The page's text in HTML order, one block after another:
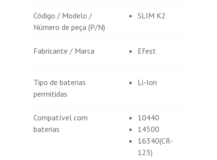
Código / Modelo /
Número de peça (P/N)
SLIM K2
Fabricante / Marca Efest
Tipo de baterias
permitidas
Li-Ion
Compatível com
baterias
10440
14500
16340(CR-
123)